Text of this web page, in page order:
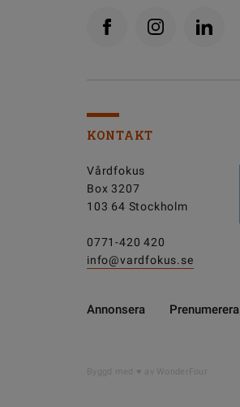
KONTAKT
Vårdfokus
Box 3207
103 64 Stockholm
0771-420 420
info@vardfokus.se
Annonsera Prenumerera
Byggd med av WonderFour